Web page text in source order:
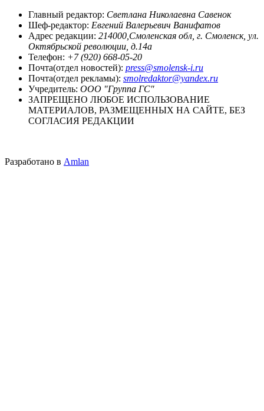
Главный редактор: Светлана Николаевна Савенок
Шеф-редактор: Евгений Валерьевич Ванифатов
Адрес редакции: 214000,Смоленская обл, г. Смоленск, ул.
Октябрьской революции, д.14а
Телефон: +7 (920) 668-05-20
Почта(отдел новостей): press@smolensk-i.ru
Почта(отдел рекламы): smolredaktor@yandex.ru
Учредитель: ООО "Группа ГС"
ЗАПРЕЩЕНО ЛЮБОЕ ИСПОЛЬЗОВАНИЕ
МАТЕРИАЛОВ, РАЗМЕЩЕННЫХ НА САЙТЕ, БЕЗ
СОГЛАСИЯ РЕДАКЦИИ
Разработано в Amlan